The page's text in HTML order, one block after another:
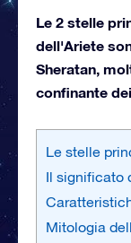
Le 2 stelle
dell'Ariete
Sheratan,
confinante
Le stelle
Il significato
Mitologia